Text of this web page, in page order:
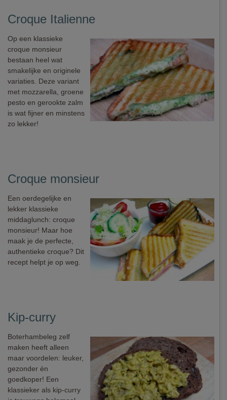
Croque Italienne
Op een klassieke
croque monsieur
bestaan heel wat
smakelijke en originele
variaties. Deze variant
met mozzarella, groene
pesto en gerookte zalm
is wat fijner en minstens
zo lekker!
Croque monsieur
Een oerdegelijke en
lekker klassieke
middaglunch: croque
monsieur! Maar hoe
maak je de perfecte,
authentieke croque? Dit
recept helpt je op weg.
Kip-curry
Boterhambeleg zelf
maken heeft alleen
maar voordelen: leuker,
gezonder én
goedkoper! Een
klassieker als kip-curry